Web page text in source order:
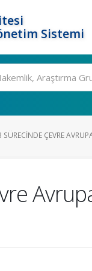
Sistemi
SÜRECINDE ÇEVRE